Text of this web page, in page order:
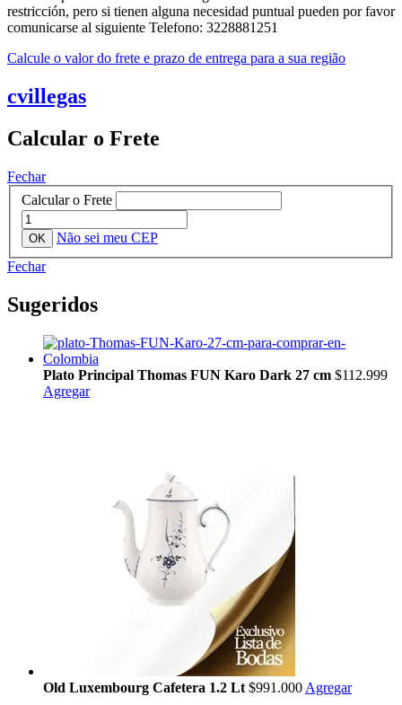
restricción, pero si tienen alguna necesidad puntual pueden por favor
comunicarse al siguiente Telefono: 3228881251
Calcule o valor do frete e prazo de entrega para a sua região
cvillegas
Calcular o Frete
Fechar
Calcular o Frete
Não sei meu CEP
Fechar
Sugeridos
Plato Principal Thomas FUN Karo Dark 27 cm $112.999
Agregar
Old Luxembourg Cafetera 1.2 Lt $991.000 Agregar